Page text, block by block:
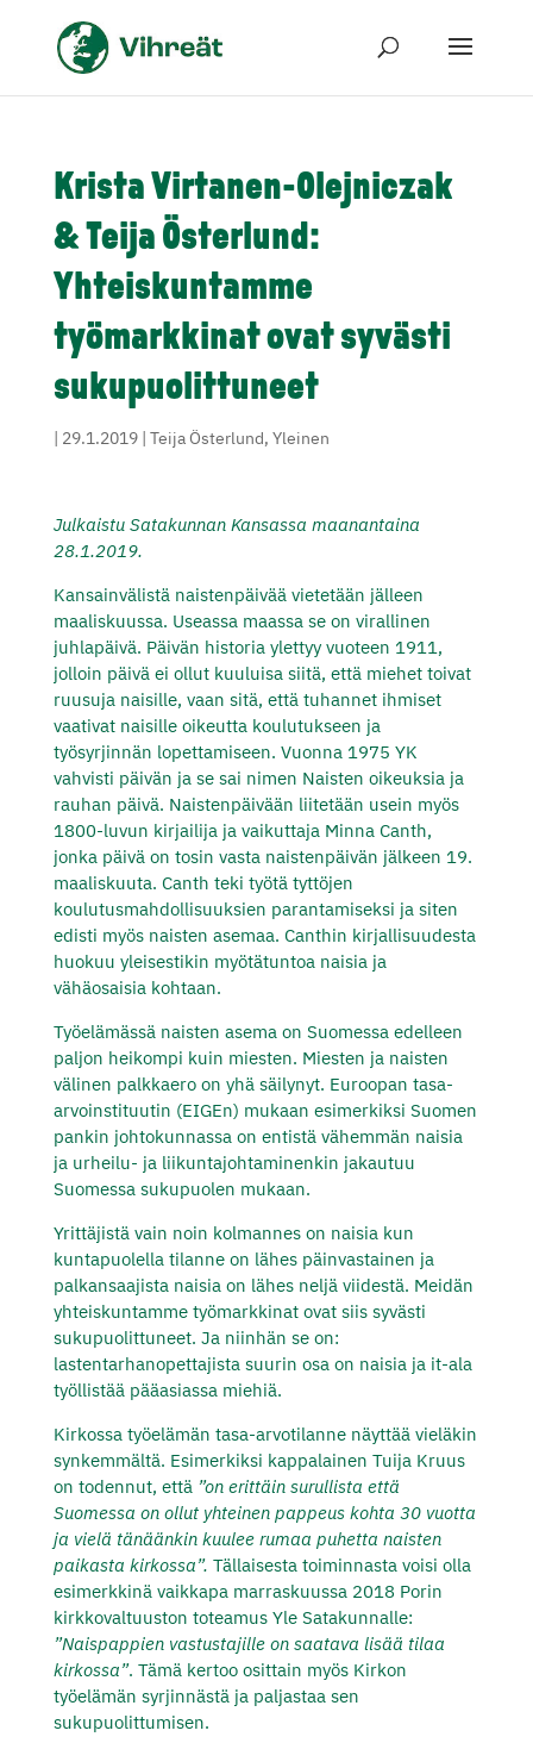
Krista Virtanen-Olejniczak
& Teija Österlund:
Yhteiskuntamme
työmarkkinat ovat syvästi
sukupuolittuneet
| 29.1.2019| Teija Österlund, Yleinen
Julkaistu Satakunnan Kansassa maanantaina
28.1.2019.
Kansainvälistä naistenpäivää vietetään jälleen
maaliskuussa. Useassa maassa se on virallinen
juhlapäivä. Päivän historia ylettyy vuoteen 1911,
jolloin päivä ei ollut kuuluisa siitä, että miehet toivat
ruusuja naisille, vaan sitä, että tuhannet ihmiset
vaativat naisille oikeutta koulutukseen ja
työsyrjinnän lopettamiseen. Vuonna 1975 YK
vahvisti päivän ja se sai nimen Naisten oikeuksia ja
rauhan päivä. Naistenpäivään liitetään usein myös
1800-luvun kirjailija ja vaikuttaja Minna Canth,
jonka päivä on tosin vasta naistenpäivän jälkeen 19.
maaliskuuta. Canth teki työtä tyttöjen
koulutusmahdollisuuksien parantamiseksi ja siten
edisti myös naisten asemaa. Canthin kirjallisuudesta
huokuu yleisestikin myötätuntoa naisia ja
vähäosaisia kohtaan.
Työelämässä naisten asema on Suomessa edelleen
paljon heikompi kuin miesten. Miesten ja naisten
välinen palkkaero on yhä säilynyt. Euroopan tasa-
arvoinstituutin (EIGEn) mukaan esimerkiksi Suomen
pankin johtokunnassa on entistä vähemmän naisia
ja urheilu- ja liikuntajohtaminenkin jakautuu
Suomessa sukupuolen mukaan.
Yrittäjistä vain noin kolmannes on naisia kun
kuntapuolella tilanne on lähes päinvastainen ja
palkansaajista naisia on lähes neljä viidestä. Meidän
yhteiskuntamme työmarkkinat ovat siis syvästi
sukupuolittuneet. Ja niinhän se on:
lastentarhanopettajista suurin osa on naisia ja it-ala
työllistää pääasiassa miehiä.
Kirkossa työelämän tasa-arvotilanne näyttää vieläkin
synkemmältä. Esimerkiksi kappalainen Tuija Kruus
on todennut, että ”on erittäin surullista että
Suomessa on ollut yhteinen pappeus kohta 30 vuotta
ja vielä tänäänkin kuulee rumaa puhetta naisten
paikasta kirkossa”. Tällaisesta toiminnasta voisi olla
esimerkkinä vaikkapa marraskuussa 2018 Porin
kirkkovaltuuston toteamus Yle Satakunnalle:
”Naispappien vastustajille on saatava lisää tilaa
kirkossa”. Tämä kertoo osittain myös Kirkon
työelämän syrjinnästä ja paljastaa sen
sukupuolittumisen.